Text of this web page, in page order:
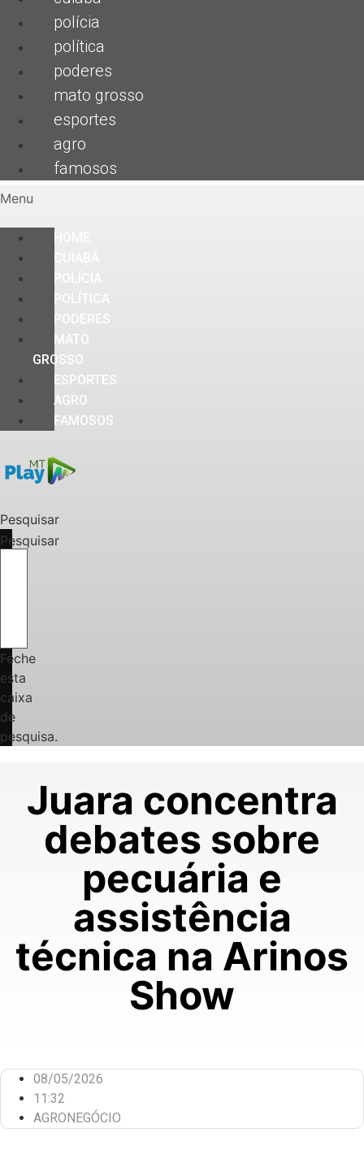
polícia
política
poderes
mato grosso
esportes
agro
famosos
Menu
PODERES
MATO
GROSSO
ESPORTES
AGRO
FAMOSOS
Pesquisar
Pesquisar
Feche
esta
caixa
de
pesquisa.
Juara concentra
debates sobre
pecuária e
assistência
técnica na Arinos
Show
08/05/2026
11:32
AGRONEGÓCIO